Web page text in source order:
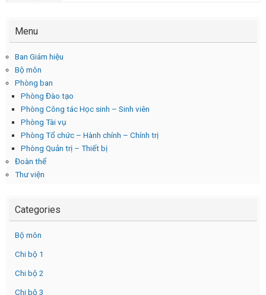
Menu
Ban Giám hiệu
Bộ môn
Phòng ban
Phòng Đào tạo
Phòng Công tác Học sinh – Sinh viên
Phòng Tài vụ
Phòng Tổ chức – Hành chính – Chính trị
Phòng Quản trị – Thiết bị
Đoàn thể
Thư viện
Categories
Bộ môn
Chi bộ 1
Chi bộ 2
Chi bộ 3